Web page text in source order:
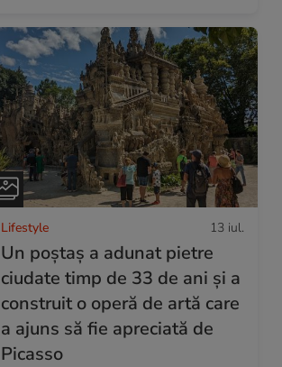
Lifestyle 13 iul.
Un poștaș a adunat pietre
ciudate timp de 33 de ani și a
construit o operă de artă care
a ajuns să fie apreciată de
Picasso